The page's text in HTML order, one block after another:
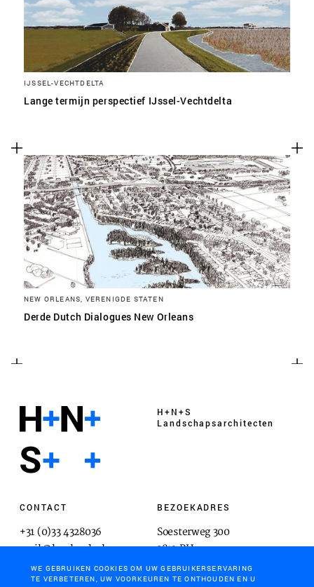
IJSSEL-VECHTDELTA
Lange termijn perspectief IJssel-Vechtdelta
NEW ORLEANS, VERENIGDE STATEN
Derde Dutch Dialogues New Orleans
H+N+S
Landschaps­architecten
CONTACT
+31 (0)33 4328036
mail@hnsland.nl
BEZOEKADRES
Soesterweg 300
3812 BH
Amersfoort
WE GEBRUIKEN COOKIES OM UW GEBRUIKERSERVARING
TE VERBETEREN, UW VOORKEUREN TE ONTHOUDEN EN U